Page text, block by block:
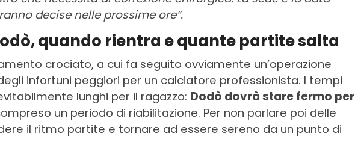
decise nelle prossime ore”.
quando rientra e quante partite salta
crociato, a cui fa seguito ovviamente un’operazione
infortuni peggiori per un calciatore professionista. I tempi
lunghi per il ragazzo: Dodò dovrà stare fermo per
un periodo di riabilitazione. Per non parlare poi delle
il ritmo partite e tornare ad essere sereno da un punto di